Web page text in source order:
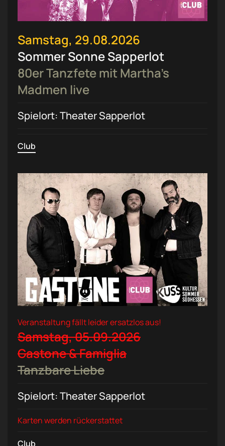
Samstag, 29.08.2026
Sommer Sonne Sapperlot
80er Tanzfete mit Martha’s
Madmen live
Spielort: Theater Sapperlot
Club
Veranstaltung fällt leider ersatzlos aus!
Samstag, 05.09.2026
Gastone & Famiglia
Tanzbare Liebe
Spielort: Theater Sapperlot
Karten werden rückerstattet
Club